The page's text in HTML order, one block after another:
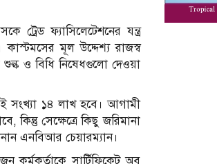
ফ্যাসিলেটেশনের যন্ত্র
মূল উদ্দেশ্য রাজস্ব
শুল্ক ও বিধি নিষেধগুলো দেওয়া
সংখ্যা ১৪ লাখ হবে। আগামী
কিন্তু সেক্ষেত্রে কিছু জরিমানা
এনবিআর চেয়ারম্যান।
কর্মকর্তাকে সার্টিফিকেট অব